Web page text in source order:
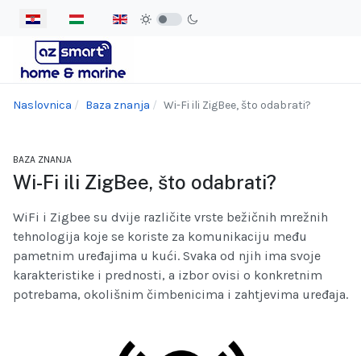
Odaberite svoj jezik
Naslovnica Baza znanja Wi-Fi ili ZigBee, što odabrati?
BAZA ZNANJA
Wi-Fi ili ZigBee, što odabrati?
WiFi i Zigbee su dvije različite vrste bežičnih mrežnih
tehnologija koje se koriste za komunikaciju među
pametnim uređajima u kući. Svaka od njih ima svoje
karakteristike i prednosti, a izbor ovisi o konkretnim
potrebama, okolišnim čimbenicima i zahtjevima uređaja.